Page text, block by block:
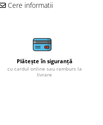
Cere informatii
Plătește în siguranță
cu cardul online sau ramburs la
livrare